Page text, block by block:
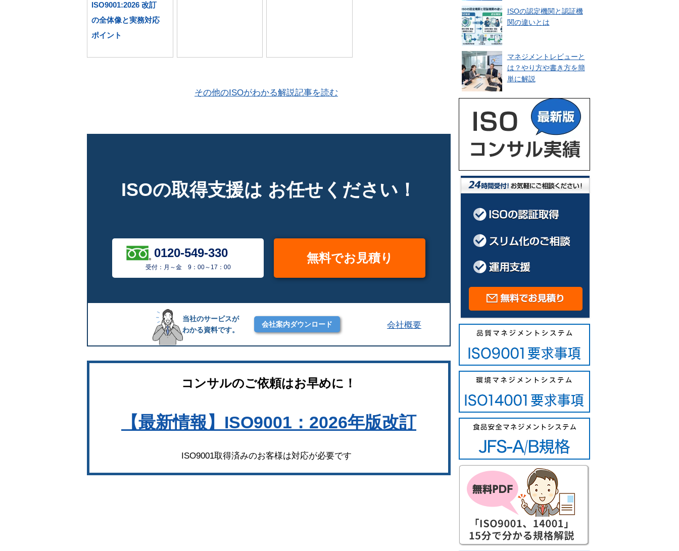
ISO9001:2026 改訂
の全体像と実務対応
ポイント
その他のISOがわかる解説記事を読む
ISOの取得支援は お任せください！
0120-549-330
受付：月～金 9：00～17：00
無料でお見積り
当社のサービスが
わかる資料です。
会社案内ダウンロード 会社概要
コンサルのご依頼はお早めに！
【最新情報】ISO9001：2026年版改訂
ISO9001取得済みのお客様は対応が必要です
ISOの認定機関と認証機
関の違いとは
マネジメントレビューと
は？やり方や書き方を簡
単に解説